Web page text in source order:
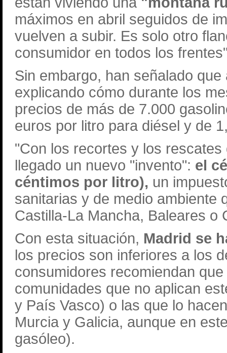
máximos en abril seguidos de
vuelven a subir. Es solo otro
consumidor en todos los
Sin embargo, han señalado
explicando cómo durante los
precios de más de 7.000
euros por litro para diésel y de
"Con los recortes y los
llegado un nuevo "invento": el
céntimos por litro), un
sanitarias y de medio ambiente
Castilla-La Mancha, Baleares o
Con esta situación, Madrid se
los precios son inferiores a los
consumidores recomiendan
comunidades que no aplican
y País Vasco) o las que lo
Murcia y Galicia, aunque en
gasóleo).